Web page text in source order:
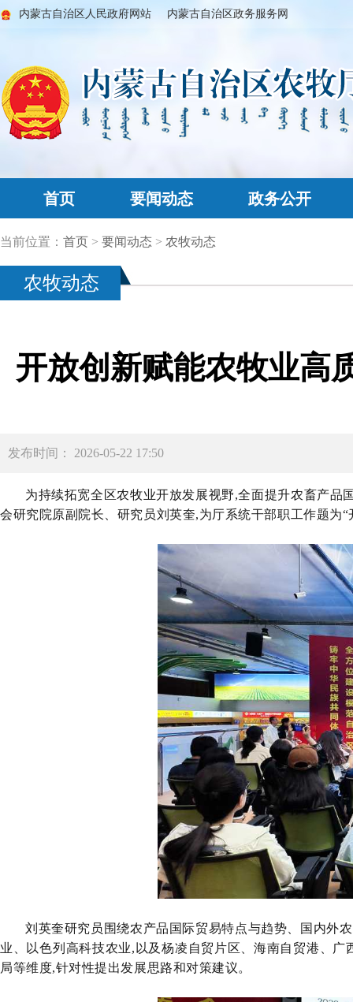
内蒙古自治区人民政府网站 内蒙古自治区政务服务网
首页 要闻动态 政务公开
当前位置： 首页 > 要闻动态 > 农牧动态
农牧动态
开放创新赋能农牧业
发布时间： 2026-05-22 17:50
为持续拓宽全区农牧业开放发展视野,全面提升农畜产品
会研究院原副院长、研究员刘英奎,为厅系统干部职工作题为“
刘英奎研究员围绕农产品国际贸易特点与趋势、国内外
业、以色列高科技农业,以及杨凌自贸片区、海南自贸港、广
局等维度,针对性提出发展思路和对策建议。